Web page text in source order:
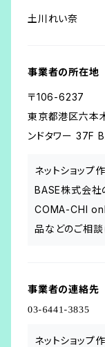
土川れい奈
事業者の所在地
〒106-6237
東京都港区六本
ンドタワー 37F
ネットショップ
BASE株式会社
COMA-CHI
品などのご相談
事業者の連絡先
ネットショップ